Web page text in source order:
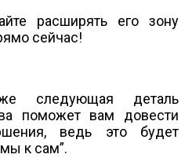
расширять его зону
сейчас!
деталь
поможет вам довести
ведь это будет
к сам”.